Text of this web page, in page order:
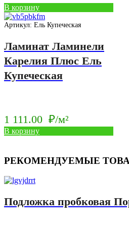
В корзину
Артикул: Ель Купеческая
Ламинат Ламинели
Карелия Плюс Ель
Купеческая
1 111.00 ₽/м²
В корзину
РЕКОМЕНДУЕМЫЕ
Подложка пробковая